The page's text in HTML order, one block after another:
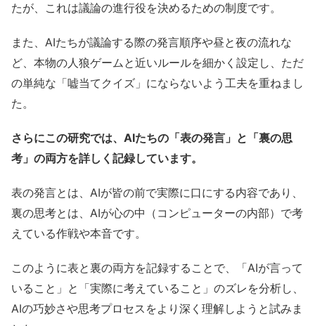
たが、これは議論の進行役を決めるための制度です。
また、AIたちが議論する際の発言順序や昼と夜の流れな
ど、本物の人狼ゲームと近いルールを細かく設定し、ただ
の単純な「嘘当てクイズ」にならないよう工夫を重ねまし
た。
さらにこの研究では、AIたちの「表の発言」と「裏の思
考」の両方を詳しく記録しています。
表の発言とは、AIが皆の前で実際に口にする内容であり、
裏の思考とは、AIが心の中（コンピューターの内部）で考
えている作戦や本音です。
このように表と裏の両方を記録することで、「AIが言って
いること」と「実際に考えていること」のズレを分析し、
AIの巧妙さや思考プロセスをより深く理解しようと試みま